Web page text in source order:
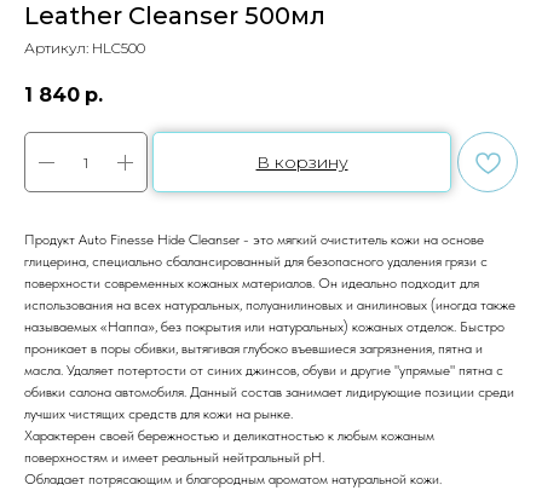
Leather Cleanser 500мл
Артикул: HLC500
1 840 р.
В корзину
Продукт Auto Finesse Hide Cleanser - это мягкий очиститель кожи на основе
глицерина, специально сбалансированный для безопасного удаления грязи с
поверхности современных кожаных материалов. Он идеально подходит для
использования на всех натуральных, полуанилиновых и анилиновых (иногда также
называемых «Наппа», без покрытия или натуральных) кожаных отделок. Быстро
проникает в поры обивки, вытягивая глубоко въевшиеся загрязнения, пятна и
масла. Удаляет потертости от синих джинсов, обуви и другие "упрямые" пятна с
обивки салона автомобиля. Данный состав занимает лидирующие позиции среди
лучших чистящих средств для кожи на рынке.
Характерен своей бережностью и деликатностью к любым кожаным
поверхностям и имеет реальный нейтральный pH.
Обладает потрясающим и благородным ароматом натуральной кожи.